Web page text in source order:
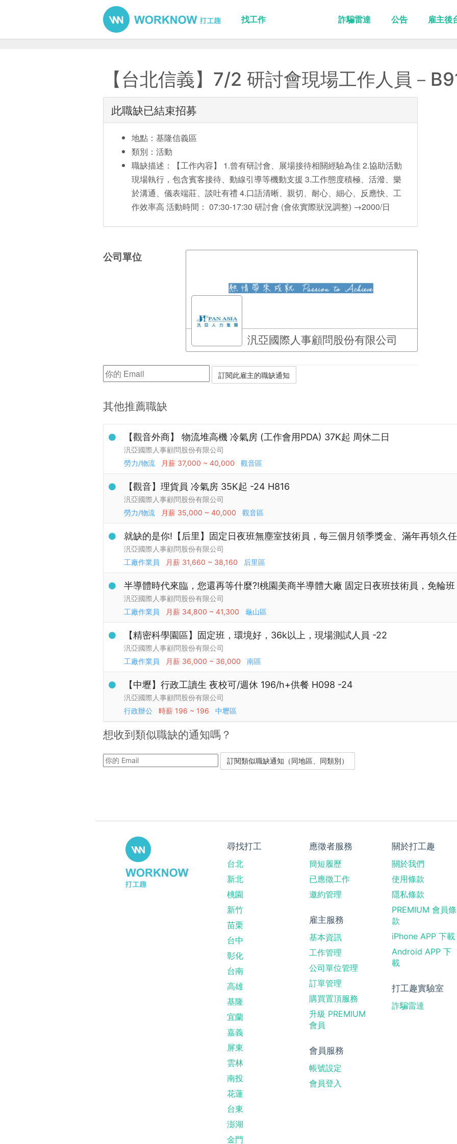
找工作 詐騙雷達 公告 雇主後
【台北信義】7/2 研討會現場工作人員－
此職缺已結束招募
地點：基隆信義區
類別：活動
職缺描述：【工作內容】 1.曾有研討會、展場接待相關經驗為佳 2.協助活動
現場執行，包含賓客接待、動線引導等機動支援 3.工作態度積極、活潑、樂
於溝通、儀表端莊、談吐有禮 4.口語清晰、親切、耐心、細心、反應快、工
作效率高 活動時間： 07:30-17:30 研討會 (會依實際狀況調整) →2000/日
公司單位
汎亞國際人事顧問股份有限公司
其他推薦職缺
【觀音外商】 物流堆高機 冷氣房 (工作會用PDA) 37K起 周休二日
汎亞國際人事顧問股份有限公司
勞力/物流
月薪 37,000 ~ 40,000 觀音區
【觀音】理貨員 冷氣房 35K起 -24 H816
汎亞國際人事顧問股份有限公司
勞力/物流
月薪 35,000 ~ 40,000 觀音區
就缺的是你!【后里】固定日夜班無塵室技術員，每三個月領季獎金、滿年再領久
汎亞國際人事顧問股份有限公司
工廠作業員
月薪 31,660 ~ 38,160 后里區
半導體時代來臨，您還再等什麼?!桃園美商半導體大廠 固定日夜班技術員，免輪
汎亞國際人事顧問股份有限公司
工廠作業員
月薪 34,800 ~ 41,300 龜山區
【精密科學園區】固定班，環境好，36k以上，現場測試人員 -22
汎亞國際人事顧問股份有限公司
工廠作業員
月薪 36,000 ~ 36,000 南區
【中壢】行政工讀生 夜校可/週休 196/h+供餐 H098 -24
汎亞國際人事顧問股份有限公司
行政辦公
時薪 196 ~ 196 中壢區
想收到類似職缺的通知嗎？
尋找打工
台北
新北
桃園
新竹
苗栗
台中
彰化
台南
高雄
基隆
宜蘭
嘉義
屏東
雲林
南投
花蓮
台東
澎湖
金門
應徵者服務
簡短履歷
已應徵工作
邀約管理
雇主服務
基本資訊
工作管理
公司單位管理
訂單管理
購買置頂服務
升級 PREMIUM
會員
會員服務
帳號設定
會員登入
關於打工趣
關於我們
使用條款
隱私條款
PREMIUM 會員條
款
iPhone APP 下載
Android APP 下
載
打工趣實驗室
詐騙雷達